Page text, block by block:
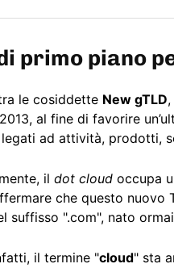
primo piano
le cosiddette New gTLD
al fine di favorire
ad attività, prodotti,
il dot cloud occupa
che questo
".com", nato
il termine "cloud" sta